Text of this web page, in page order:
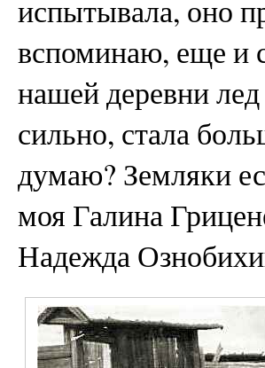
испытывала, оно
вспоминаю, еще и
нашей деревни лед
сильно, стала
думаю? Земляки
моя Галина
Надежда